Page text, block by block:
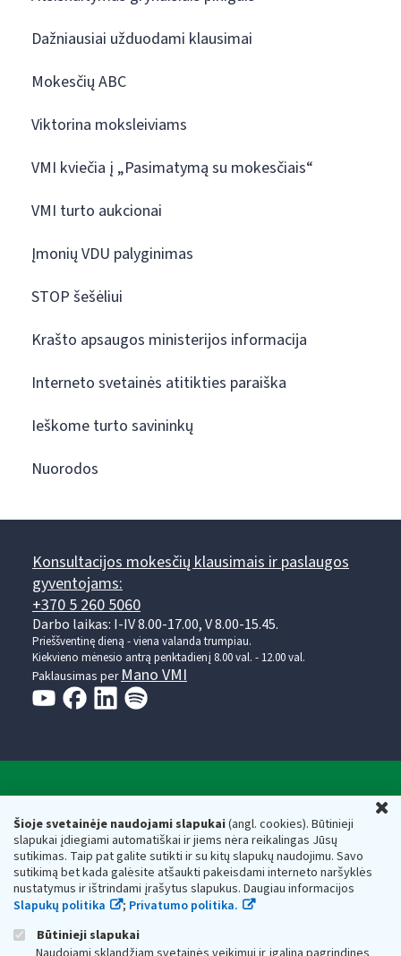
Šioje svetainėje naudojami slapukai(angl. cookies). Būtinieji
slapukai įdiegiami automatiškai ir jiems nėra reikalingas Jūsų
sutikimas. Taip pat galite sutikti ir su kitų slapukų naudojimu. Savo
sutikimą bet kada galėsite atšaukti pakeisdami interneto naršyklės
nustatymus ir ištrindami įrašytus slapukus. Daugiau informacijos
Slapukų politika
; Privatumo politika.
Būtinieji slapukai
Dažniausiai užduodami klausimai
Mokesčių ABC
Viktorina moksleiviams
VMI kviečia į „Pasimatymą su mokesčiais“
VMI turto aukcionai
Įmonių VDU palyginimas
STOP šešėliui
Krašto apsaugos ministerijos informacija
Interneto svetainės atitikties paraiška
Ieškome turto savininkų
Nuorodos
Konsultacijos mokesčių klausimais ir paslaugos
gyventojams:
+370 5 260 5060
Darbo laikas: I-IV 8.00-17.00, V 8.00-15.45.
Prieššventinę dieną - viena valanda trumpiau.
Kiekvieno mėnesio antrą penktadienį 8.00 val. - 12.00 val.
Paklausimas per Mano VMI
Respublikos finansų ministerijos
Biudžetinė įstaiga. Juridinio asmens kodas — 188659752,
adresas: Vasario 16-osios g. 14, 01107 Vilnius, Lietuva, el.paštas:
vmi@vmi.lt, E. pristatymo dėžutės adresas 188659752
Duomenys apie Valstybinę mokesčių inspekciją prie Lietuvos
Respublikos finansų ministerijos kaupiami ir saugomi Juridinių